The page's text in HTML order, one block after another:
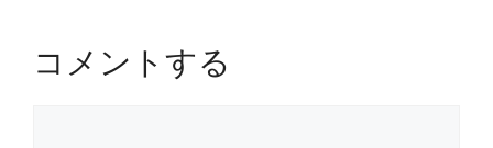
コメントする